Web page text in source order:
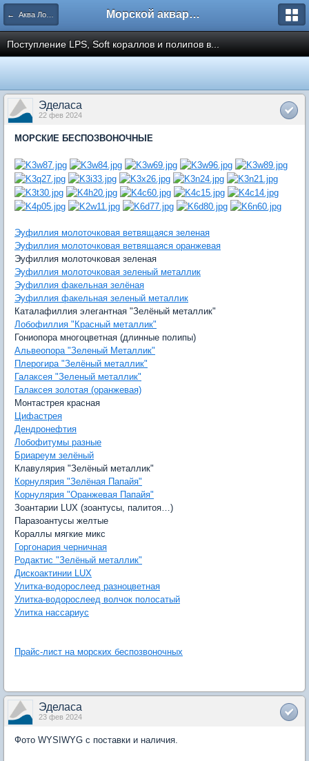
← Аква Лого. Аквариумные салоны и супермаркеты. Морской аквариум. Форумы ReefCentral.ru
Поступление LPS, Soft кораллов и полипов в...
Эделаса
22 фев 2024
МОРСКИЕ БЕСПОЗВОНОЧНЫЕ
Эуфиллия молоточковая ветвящаяся зеленая
Эуфиллия молоточковая ветвящаяся оранжевая
Эуфиллия молоточковая зеленая
Эуфиллия молоточковая зеленый металлик
Эуфиллия факельная зелёная
Эуфиллия факельная зеленый металлик
Каталафиллия элегантная "Зелёный металлик"
Лобофиллия "Красный металлик"
Гониопора многоцветная (длинные полипы)
Альвеопора "Зеленый Металлик"
Плерогира "Зелёный металлик"
Галаксея "Зеленый металлик"
Галаксея золотая (оранжевая)
Монтастрея красная
Цифастрея
Дендронефтия
Лобофитумы разные
Бриареум зелёный
Клавулярия "Зелёный металлик"
Корнулярия "Зелёная Папайя"
Корнулярия "Оранжевая Папайя"
Зоантарии LUX (зоантусы, палитоя…)
Паразоантусы желтые
Кораллы мягкие микс
Горгонария черничная
Родактис "Зелёный металлик"
Дискоактинии LUX
Улитка-водорослеед разноцветная
Улитка-водорослеед волчок полосатый
Улитка нассариус
Прайс-лист на морских беспозвоночных
Эделаса
23 фев 2024
Фото WYSIWYG с поставки и наличия.